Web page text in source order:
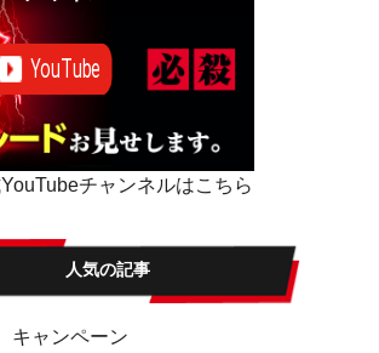
チャンネルはこちら
人気の記事
キャンペーン